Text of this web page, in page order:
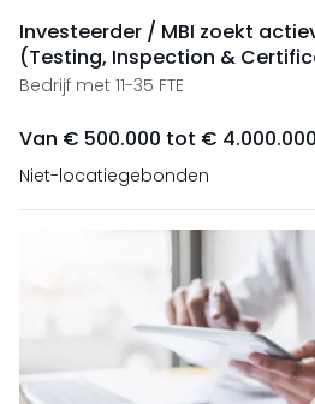
Investeerder / MBI zoekt
(Testing, Inspection &
Bedrijf met 11-35 FTE
Van € 500.000 tot € 4.000.000
Niet-locatiegebonden